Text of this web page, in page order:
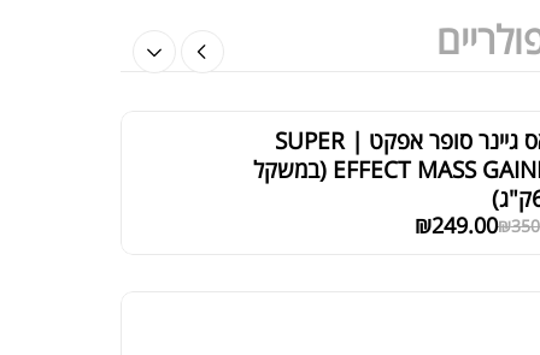
115.00
מאס גיינר סופר אפקט | SUPER
EFFECT MASS GAINER (במשקל
₪
₪249.00